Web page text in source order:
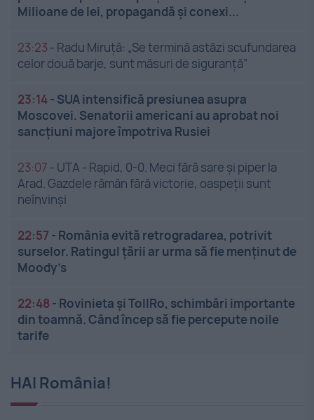
Milioane de lei, propagandă și conexi...
23:23 - Radu Miruță: „Se termină astăzi scufundarea
celor două barje, sunt măsuri de siguranţă”
23:14- SUA intensifică presiunea asupra
Moscovei. Senatorii americani au aprobat noi
sancțiuni majore împotriva Rusiei
23:07 - UTA - Rapid, 0-0. Meci fără sare și piper la
Arad. Gazdele rămân fără victorie, oaspeții sunt
neînvinși
22:57 - România evită retrogradarea, potrivit
surselor. Ratingul țării ar urma să fie menținut de
Moody’s
22:48 - Rovinieta și TollRo, schimbări importante
din toamnă. Când încep să fie percepute noile
tarife
HAI România!